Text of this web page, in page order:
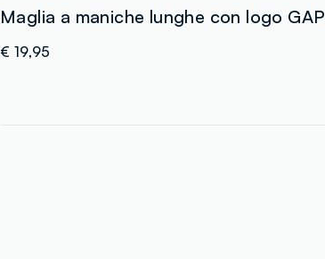
Maglia a maniche lunghe con logo GAP
€ 19,95